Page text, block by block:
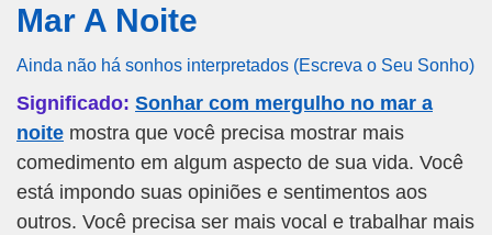
Mar A Noite
Ainda não há sonhos interpretados (Escreva o Seu Sonho)
Significado: Sonhar com mergulho no mar a
noite mostra que você precisa mostrar mais
comedimento em algum aspecto de sua vida. Você
está impondo suas opiniões e sentimentos aos
outros. Você precisa ser mais vocal e trabalhar mais